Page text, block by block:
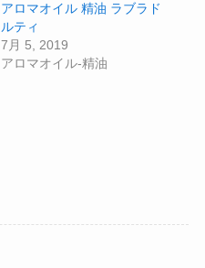
アロマオイル 精油 ラブラド
ルティ
7月 5, 2019
アロマオイル-精油